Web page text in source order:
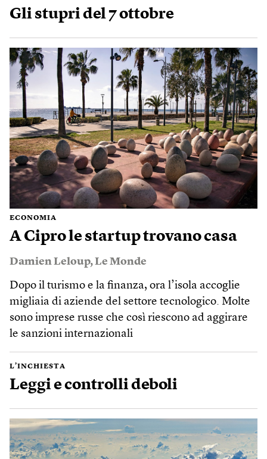
Gli stupri del 7 ottobre
ECONOMIA
A Cipro le startup trovano casa
Damien Leloup,Le Monde
Dopo il turismo e la finanza, ora l’isola accoglie
migliaia di aziende del settore tecnologico. Molte
sono imprese russe che così riescono ad aggirare
le sanzioni internazionali
L’INCHIESTA
Leggi e controlli deboli